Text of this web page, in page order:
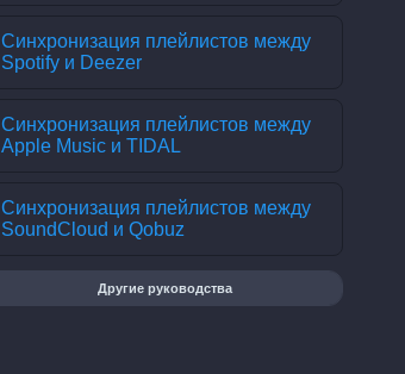
Синхронизация плейлистов между
Spotify и Deezer
Синхронизация плейлистов между
Apple Music и TIDAL
Синхронизация плейлистов между
SoundCloud и Qobuz
Другие руководства